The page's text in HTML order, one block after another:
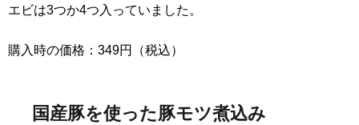
エビは3つか4つ入っていました。
購入時の価格：349円（税込）
国産豚を使った豚モツ煮込み